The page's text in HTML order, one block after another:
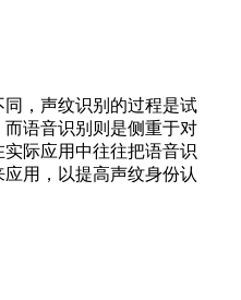
，声纹识别的过程是试
语音识别则是侧重于对
际应用中往往把语音识
用，以提高声纹身份认